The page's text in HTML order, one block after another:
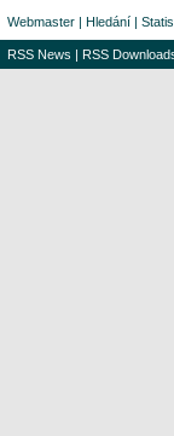
Webmaster | Hledání |
RSS News | RSS